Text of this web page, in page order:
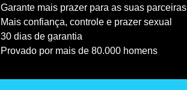
Garante mais prazer para as suas parceiras
Mais confiança, controle e prazer sexual
30 dias de garantia
Provado por mais de 80.000 homens